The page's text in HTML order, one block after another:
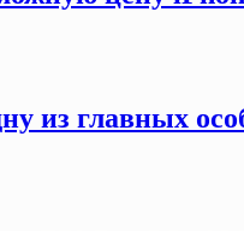
из главных